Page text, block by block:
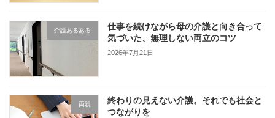
介護あるある
仕事を続けながら母の介護と向き合って
気づいた、無理しない両立のコツ
2026年7月21日
両親
終わりの見えない介護。それでも社会と
つながりを